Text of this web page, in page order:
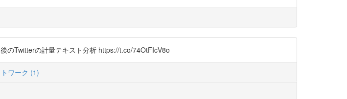
のTwitterの計量テキスト分析 https://t.co/74OtFIcV8o
ワーク (1)